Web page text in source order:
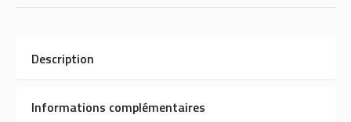
Description
Informations complémentaires